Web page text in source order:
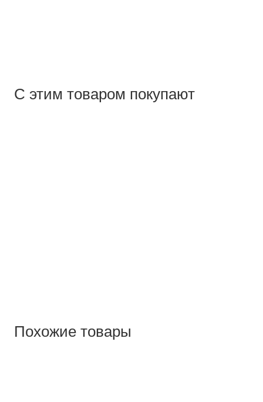
С этим товаром покупают
Похожие товары